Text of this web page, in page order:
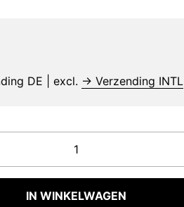
DE | excl. → Verzending INTL
IN WINKELWAGEN